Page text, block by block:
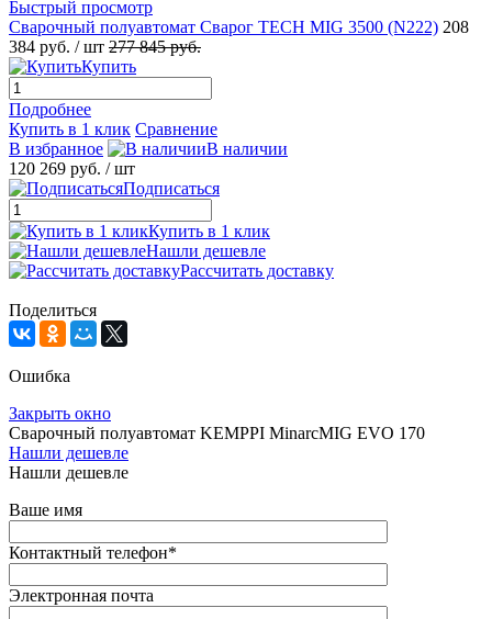
Быстрый просмотр
Сварочный полуавтомат Сварог TECH MIG 3500 (N222) 208
384 руб. / шт 277 845 руб.
Купить
Подробнее
Купить в 1 клик Сравнение
В избранное
В наличии
120 269 руб. / шт
Подписаться
Купить в 1 клик
Нашли дешевле
Рассчитать доставку
Поделиться
Ошибка
Закрыть окно
Сварочный полуавтомат KEMPPI MinarcMIG EVO 170
Нашли дешевле
Нашли дешевле
Ваше имя
Контактный телефон*
Электронная почта